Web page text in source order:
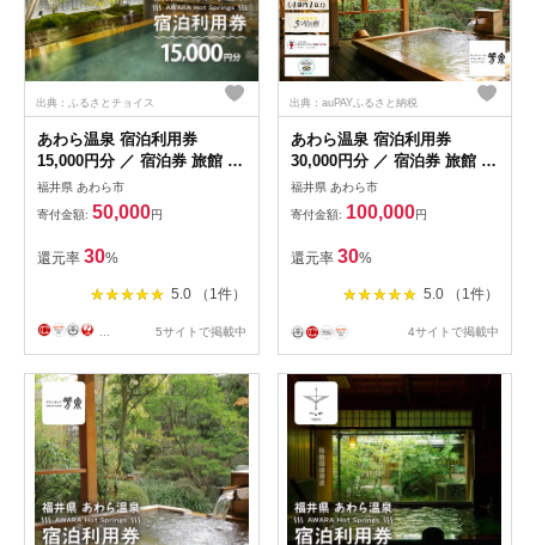
出典：ふるさとチョイス
あわら温泉 宿泊利用券
15,000円分 ／ 宿泊券 旅館 チ
ケット 観光 旅行 源泉 大浴場
露天風呂 福井県 あわら市 カ
ニ 蟹 観光地 旅行券 国内旅行
旅行券 宿泊券 ゴルフ 国内
[aw013-e011]
福井県 あわら市
寄付金額: 50,000円
還元率 30%
5.0 （1件）
... 5サイトで掲載中
出典：auPAYふるさと納税
あわら温泉 宿泊利用券
30,000円分 ／ 宿泊券 旅館 チ
ケット 観光 旅行 源泉 大浴場
露天風呂
福井県 あわら市
寄付金額: 100,000円
還元率 30%
5.0 （1件）
4サイトで掲載中